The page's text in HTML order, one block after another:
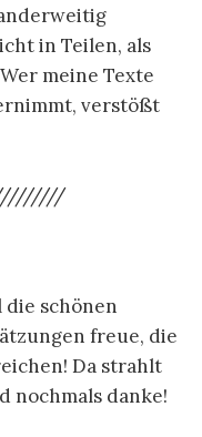
in Teilen, als
meine Texte
verstößt
die schönen
freue, die
Da strahlt
nochmals danke!